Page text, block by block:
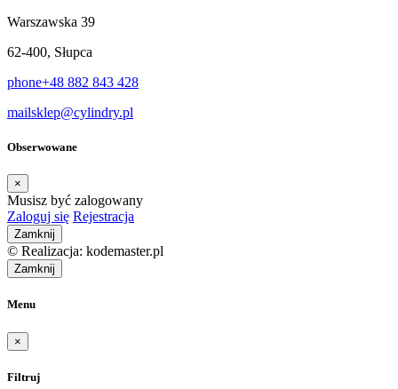
Warszawska 39
62-400, Słupca
phone+48 882 843 428
mailsklep@cylindry.pl
Obserwowane
×
Musisz być zalogowany
Zaloguj się Rejestracja
Zamknij
© Realizacja: kodemaster.pl
Zamknij
Menu
×
Filtruj